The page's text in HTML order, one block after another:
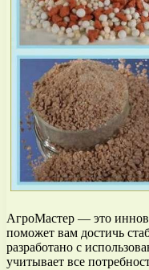
АгроМастер — это
поможет вам достичь
разработано с
учитывает все